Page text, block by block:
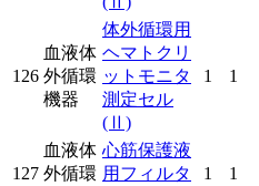
126
血液体
外循環
機器
体外循環用
ヘマトクリ
ットモニタ
測定セル
(Ⅱ)
1 1
127
血液体
外循環
心筋保護液
用フィルタ
1 1